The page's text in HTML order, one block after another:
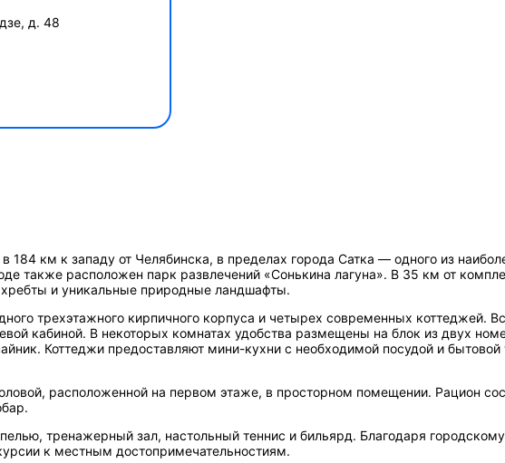
д. 48
в 184 км к западу от Челябинска, в пределах города Сатка — одного из
также расположен парк развлечений «Сонькина лагуна». В 35 км от
и уникальные природные ландшафты.
трехэтажного кирпичного корпуса и четырех современных
кабиной. В некоторых комнатах удобства размещены на блок из двух
Коттеджи предоставляют мини-кухни с необходимой посудой и
расположенной на первом этаже, в просторном помещении. Рацион
тренажерный зал, настольный теннис и бильярд. Благодаря
к местным достопримечательностиям.